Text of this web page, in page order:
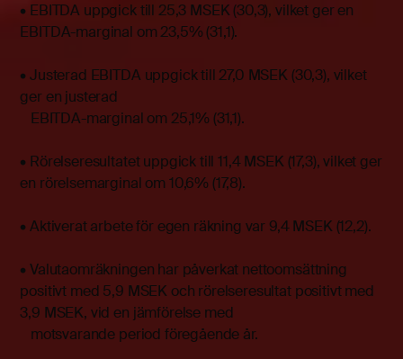
• EBITDA uppgick till 25,3 MSEK (30,3), vilket ger en
EBITDA-marginal om 23,5% (31,1).
• Justerad EBITDA uppgick till 27,0 MSEK (30,3), vilket
ger en justerad
EBITDA-marginal om 25,1% (31,1).
• Rörelseresultatet uppgick till 11,4 MSEK (17,3), vilket ger
en rörelsemarginal om 10,6% (17,8).
• Aktiverat arbete för egen räkning var 9,4 MSEK (12,2).
• Valutaomräkningen har påverkat nettoomsättning
positivt med 5,9 MSEK och rörelseresultat positivt med
3,9 MSEK, vid en jämförelse med
motsvarande period föregående år.